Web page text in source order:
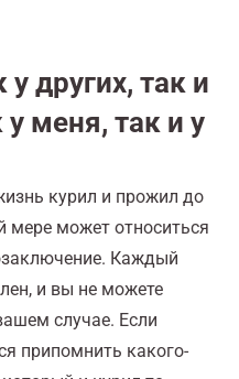
других, так и
меня, так и у
курил и прожил до
мере может относиться
Каждый
и вы не можете
случае. Если
припомнить какого-